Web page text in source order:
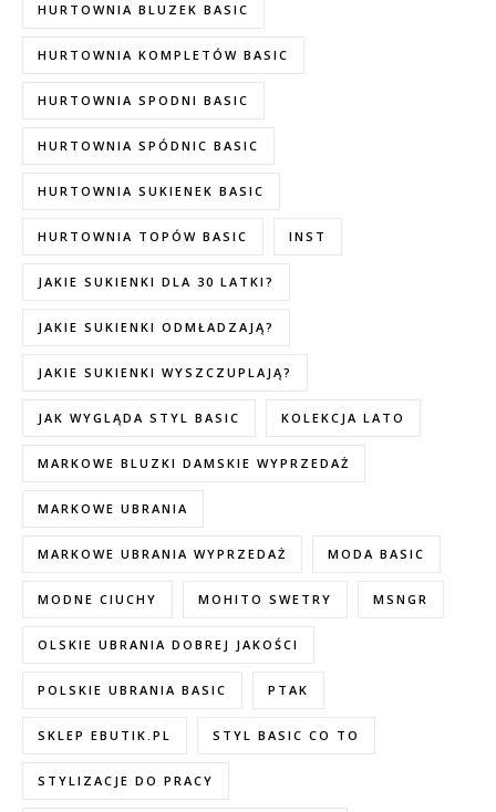
HURTOWNIA BLUZEK BASIC
HURTOWNIA KOMPLETÓW BASIC
HURTOWNIA SPODNI BASIC
HURTOWNIA SPÓDNIC BASIC
HURTOWNIA SUKIENEK BASIC
HURTOWNIA TOPÓW BASIC INST
JAKIE SUKIENKI DLA 30 LATKI?
JAKIE SUKIENKI ODMŁADZAJĄ?
JAKIE SUKIENKI WYSZCZUPLAJĄ?
JAK WYGLĄDA STYL BASIC KOLEKCJA LATO
MARKOWE BLUZKI DAMSKIE WYPRZEDAŻ
MARKOWE UBRANIA
MARKOWE UBRANIA WYPRZEDAŻ MODA BASIC
MODNE CIUCHY MOHITO SWETRY MSNGR
OLSKIE UBRANIA DOBREJ JAKOŚCI
POLSKIE UBRANIA BASIC PTAK
SKLEP EBUTIK.PL STYL BASIC CO TO
STYLIZACJE DO PRACY